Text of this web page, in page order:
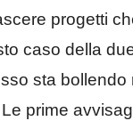
progetti
caso della
sta bollendo
prime